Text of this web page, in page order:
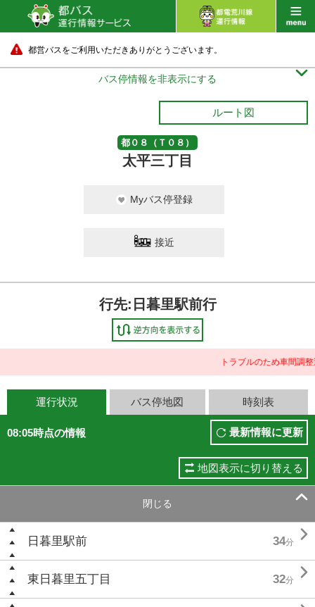
都営バスをご利用いただきありがとうございます。
バス停情報を非表示にする 
ルート図
都０８（Ｔ０８）
太平三丁目
Myバス停登録
接近
行先:日暮里駅前行
トラブルのため車間調
運行状況 バス停地図 時刻表
08:05時点の情報 最新情報に更新
地図表示に切り替える
閉じる 
日暮里駅前 34分 
東日暮里五丁目 32分 